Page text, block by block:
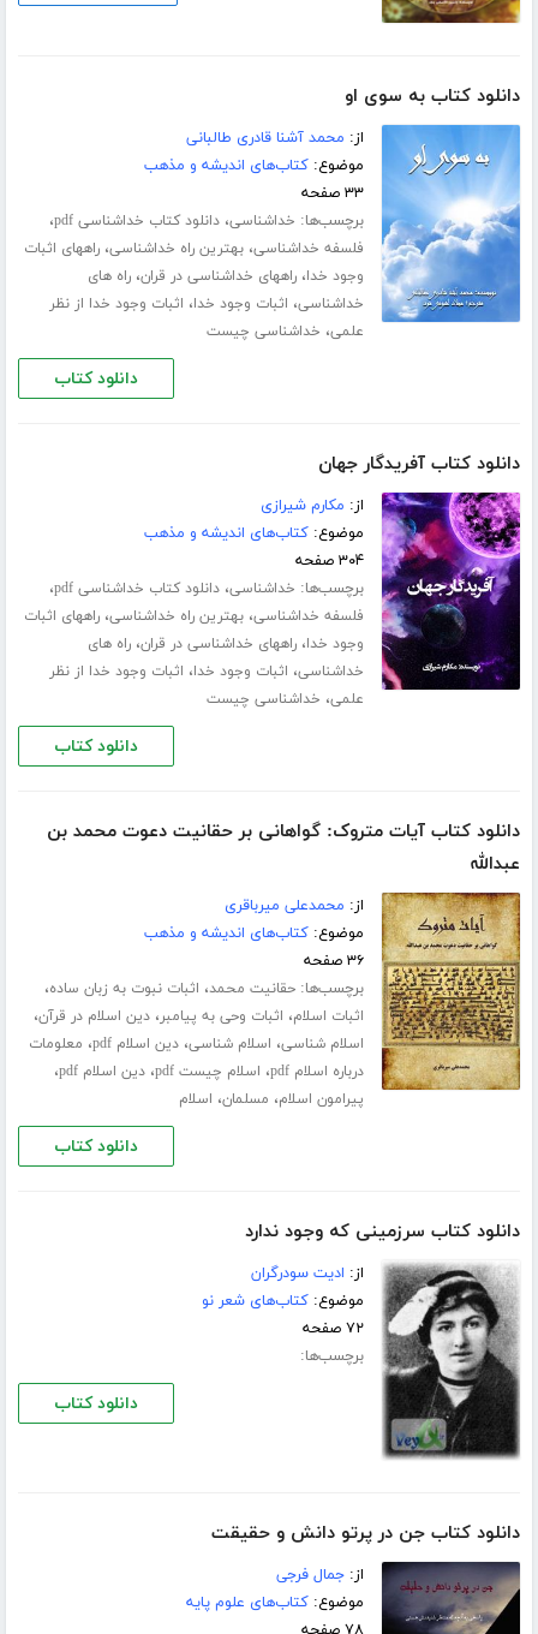
دانلود کتاب به سوی او
از: محمد آشنا قادری طالبانی
موضوع:کتاب‌های اندیشه و مذهب
۳۳ صفحه
برچسب‌ها: خداشناسی،دانلود کتاب خداشناسی pdf ،
فلسفه خداشناسی،بهترین راه خداشناسی،راههای اثبات
وجود خدا،راههای خداشناسی در قران،راه های
خداشناسی، اثبات وجود خدا، اثبات وجود خدا از نظر
علمی، خداشناسی چیست
دانلود کتاب
دانلود کتاب آفریدگار جهان
از: مکارم شیرازی
موضوع:کتاب‌های اندیشه و مذهب
۳۰۴ صفحه
برچسب‌ها: خداشناسی،دانلود کتاب خداشناسی pdf ،
فلسفه خداشناسی،بهترین راه خداشناسی،راههای اثبات
وجود خدا،راههای خداشناسی در قران،راه های
خداشناسی، اثبات وجود خدا، اثبات وجود خدا از نظر
علمی، خداشناسی چیست
دانلود کتاب
دانلود کتاب آیات متروک: گواهانی بر حقانیت دعوت محمد بن
عبدالله
از: محمدعلی میرباقری
موضوع:کتاب‌های اندیشه و مذهب
۳۶ صفحه
برچسب‌ها:حقانیت محمد، اثبات نبوت به زبان ساده،
اثبات اسلام، اثبات وحی به پیامبر،دین اسلام در قرآن،
اسلام شناسی، اسلام شناسی،دین اسلام pdf ، معلومات
درباره اسلام pdf
، اسلام چیست pdf ،دین اسلام pdf ،
پیرامون اسلام، مسلمان، اسلام
دانلود کتاب
دانلود کتاب سرزمینی که وجود ندارد
از: ادیت سودرگران
موضوع:کتاب‌های شعر نو
۷۲ صفحه
برچسب‌ها:
دانلود کتاب
دانلود کتاب جن در پرتو دانش و حقیقت
از:جمال فرجی
موضوع:کتاب‌های علوم پایه